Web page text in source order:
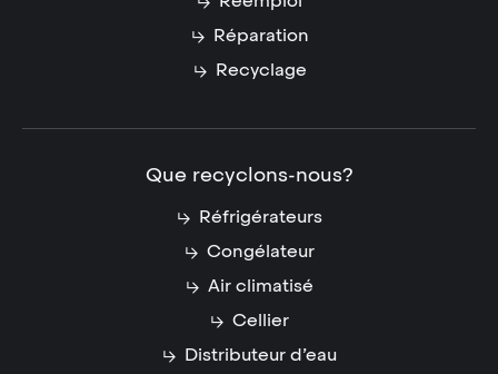
Réparation
Recyclage
Que recyclons-nous?
Réfrigérateurs
Congélateur
Air climatisé
Cellier
Distributeur d’eau